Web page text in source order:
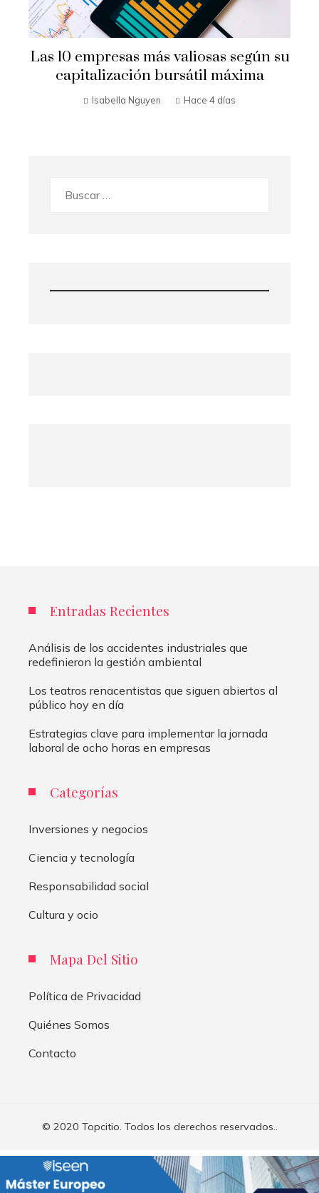
Las 10 empresas más valiosas según su
capitalización bursátil máxima
Isabella Nguyen Hace 4 días
Entradas Recientes
Análisis de los accidentes industriales que
redefinieron la gestión ambiental
Los teatros renacentistas que siguen abiertos al
público hoy en día
Estrategias clave para implementar la jornada
laboral de ocho horas en empresas
Categorías
Inversiones y negocios
Ciencia y tecnología
Responsabilidad social
Cultura y ocio
Mapa Del Sitio
Política de Privacidad
Quiénes Somos
Contacto
© 2020 Topcitio. Todos los derechos reservados..